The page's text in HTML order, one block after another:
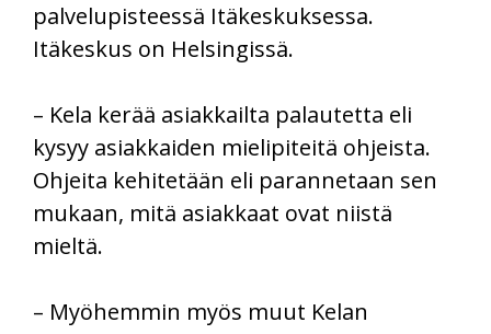
palvelupisteessä Itäkeskuksessa.
Itäkeskus on Helsingissä.
– Kela kerää asiakkailta palautetta eli
kysyy asiakkaiden mielipiteitä ohjeista.
Ohjeita kehitetään eli parannetaan sen
mukaan, mitä asiakkaat ovat niistä
mieltä.
– Myöhemmin myös muut Kelan